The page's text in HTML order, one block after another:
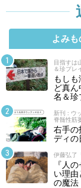
よみも
目指すは
＆珍プレ
もし
ど真
名＆珍
新刊 : ウ
脊髄性筋
右手
ディの
伊藤弘了
『人
い理
の魔法